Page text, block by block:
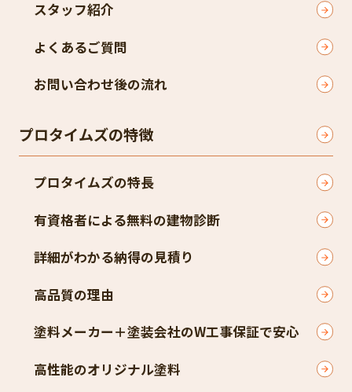
スタッフ紹介
よくあるご質問
お問い合わせ後の流れ
プロタイムズの特徴
プロタイムズの特長
有資格者による無料の建物診断
詳細がわかる納得の見積り
高品質の理由
塗料メーカー＋塗装会社のW工事保証で安心
高性能のオリジナル塗料